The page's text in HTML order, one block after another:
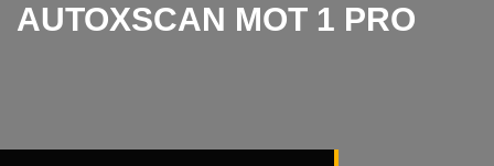
AUTOXSCAN MOT 1 PRO